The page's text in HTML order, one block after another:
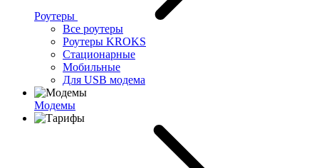
Роутеры
Все роутеры
Роутеры KROKS
Стационарные
Мобильные
Для USB модема
Модемы